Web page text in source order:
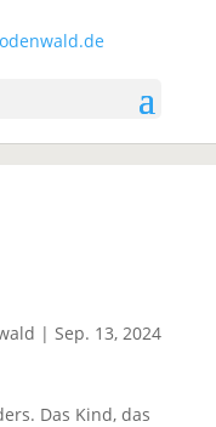
| Sep. 13, 2024
Das Kind, das